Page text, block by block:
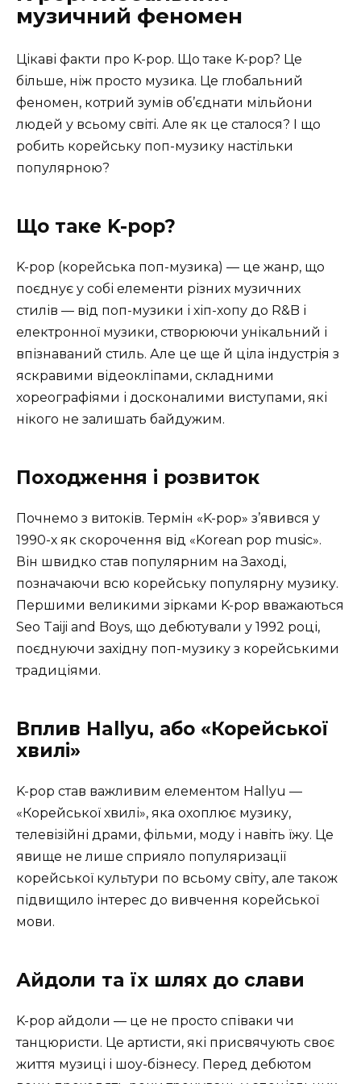
музичний феномен
Цікаві факти про K-pop. Що таке K-pop? Це
більше, ніж просто музика. Це глобальний
феномен, котрий зумів об’єднати мільйони
людей у всьому світі. Але як це сталося? І що
робить корейську поп-музику настільки
популярною?
Що таке K-pop?
K-pop (корейська поп-музика) — це жанр, що
поєднує у собі елементи різних музичних
стилів — від поп-музики і хіп-хопу до R&B і
електронної музики, створюючи унікальний і
впізнаваний стиль. Але це ще й ціла індустрія з
яскравими відеокліпами, складними
хореографіями і досконалими виступами, які
нікого не залишать байдужим.
Походження і розвиток
Почнемо з витоків. Термін «K-pop» з’явився у
1990-х як скорочення від «Korean pop music».
Він швидко став популярним на Заході,
позначаючи всю корейську популярну музику.
Першими великими зірками K-pop вважаються
Seo Taiji and Boys, що дебютували у 1992 році,
поєднуючи західну поп-музику з корейськими
традиціями.
Вплив Hallyu, або «Корейської
хвилі»
K-pop став важливим елементом Hallyu —
«Корейської хвилі», яка охоплює музику,
телевізійні драми, фільми, моду і навіть їжу. Це
явище не лише сприяло популяризації
корейської культури по всьому світу, але також
підвищило інтерес до вивчення корейської
мови.
Айдоли та їх шлях до слави
K-pop айдоли — це не просто співаки чи
танцюристи. Це артисти, які присвячують своє
життя музиці і шоу-бізнесу. Перед дебютом